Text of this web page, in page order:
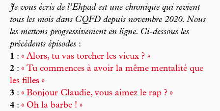
Je vous écris de l’Ehpad est une chronique qui revient
tous les mois dans CQFD depuis novembre 2020. Nous
les mettons progressivement en ligne. Ci-dessous les
précédents épisodes :
1 : « Alors, tu vas torcher les vieux ? »
2 : « Tu commences à avoir la même mentalité que
les filles »
3 : « Bonjour Claudie, vous aimez le rap ? »
4 : « Oh la barbe ! »